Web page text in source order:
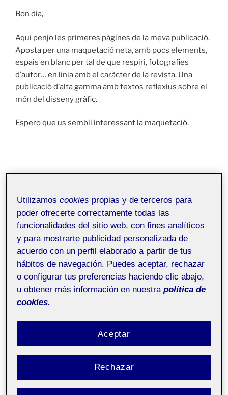
Bon dia,
Aquí penjo les primeres pàgines de la meva publicació.
Aposta per una maquetació neta, amb pocs elements,
espais en blanc per tal de que respiri, fotografies
d’autor… en línia amb el caràcter de la revista. Una
publicació d’alta gamma amb textos reflexius sobre el
món del disseny gràfic.
Espero que us sembli interessant la maquetació.
Utilizamoscookies propias y de terceros para
poder ofrecerte correctamente todas las
funcionalidades del sitio web, con fines analíticos
y para mostrarte publicidad personalizada de
acuerdo con un perfil elaborado a partir de tus
hábitos de navegación. Puedes aceptar, rechazar
o configurar tus preferencias haciendo clic abajo,
u obtener más información en nuestra política de
cookies.
Rechazar
Aceptar